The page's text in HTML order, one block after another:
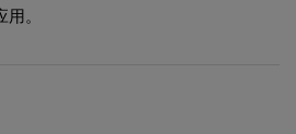
。